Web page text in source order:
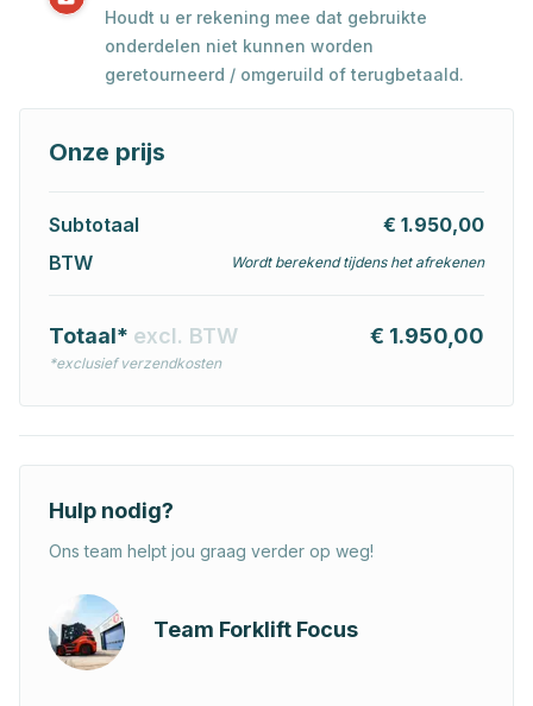
Houdt u er rekening mee dat gebruikte
onderdelen niet kunnen worden
geretourneerd / omgeruild of terugbetaald.
Onze prijs
Subtotaal
€ 1.950,00
BTW
Wordt berekend tijdens het afrekenen
Totaal* excl. BTW
*exclusief verzendkosten
€ 1.950,00
Hulp nodig?
Ons team helpt jou graag verder op weg!
Team Forklift Focus